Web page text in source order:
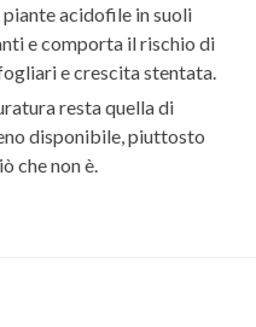
acidofile in suoli
e comporta il rischio di
e crescita stentata.
resta quella di
disponibile, piuttosto
che non è.